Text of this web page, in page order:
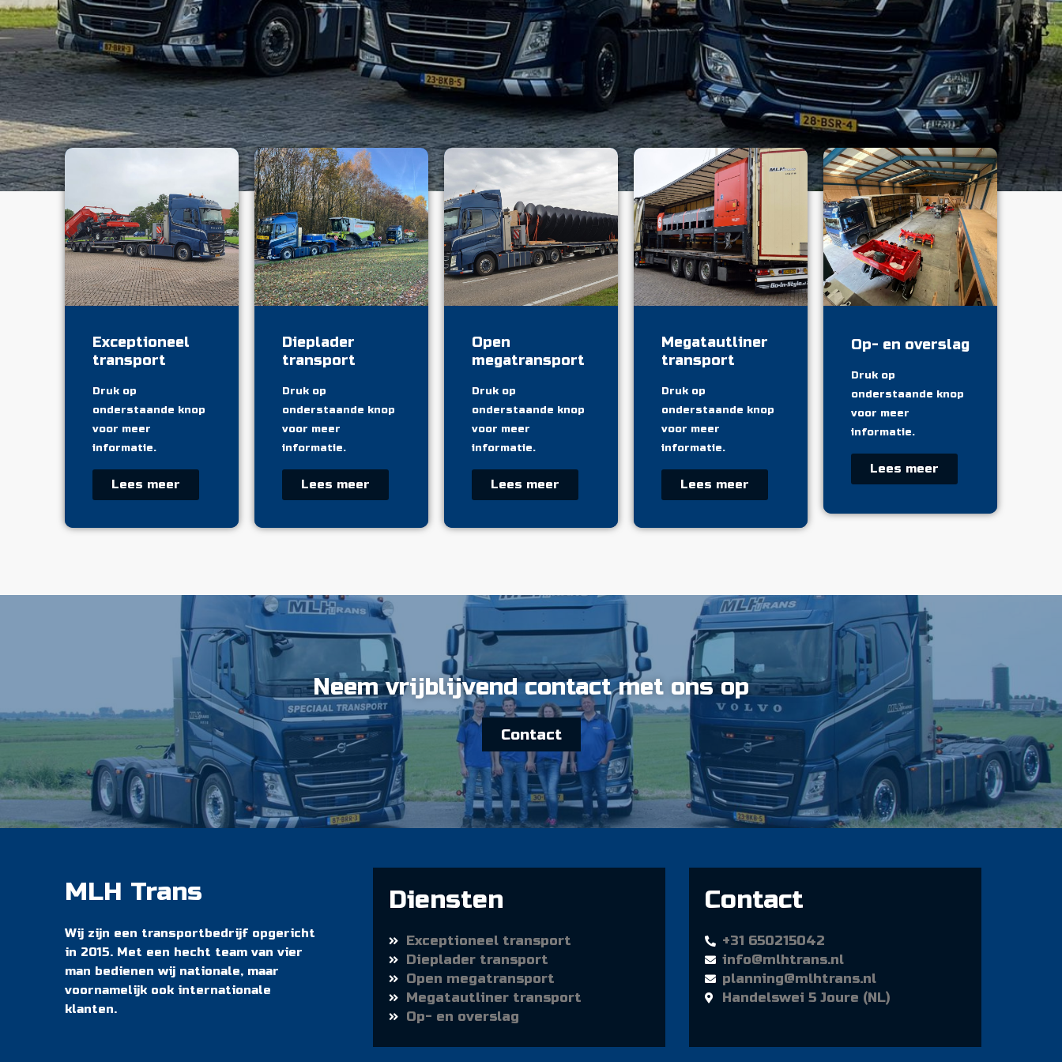
Exceptioneel
transport
Druk op
onderstaande knop
voor meer
informatie.
Lees meer
Dieplader
transport
Druk op
onderstaande knop
voor meer
informatie.
Lees meer
Open
megatransport
Druk op
onderstaande knop
voor meer
informatie.
Lees meer
Megatautliner
transport
Druk op
onderstaande knop
voor meer
informatie.
Lees meer
Op- en overslag
Druk op
onderstaande knop
voor meer
informatie.
Lees meer
Neem vrijblijvend contact met ons op
Contact
MLH Trans
Wij zijn een transportbedrijf opgericht
in 2015. Met een hecht team van vier
man bedienen wij nationale, maar
voornamelijk ook internationale
klanten.
Diensten
Exceptioneel transport
Dieplader transport
Open megatransport
Megatautliner transport
Op- en overslag
Contact
+31 650215042
info@mlhtrans.nl
planning@mlhtrans.nl
Handelswei 5 Joure (NL)